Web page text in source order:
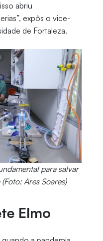
abriu
expôs o vice-
de Fortaleza.
para salvar
Ares Soares)
Elmo